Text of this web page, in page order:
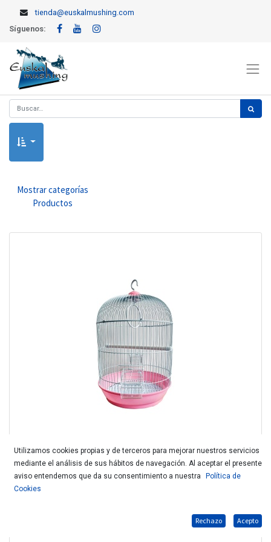
tienda@euskalmushing.com
Síguenos:
Mostrar categorías
Productos
D.JAULA 309 33x53 Coruña
Utilizamos cookies propias y de terceros para mejorar nuestros servicios
mediante el análisis de sus hábitos de navegación. Al aceptar el presente
aviso entendemos que da su consentimiento a nuestra
Política de
Cookies
Rechazo Acepto